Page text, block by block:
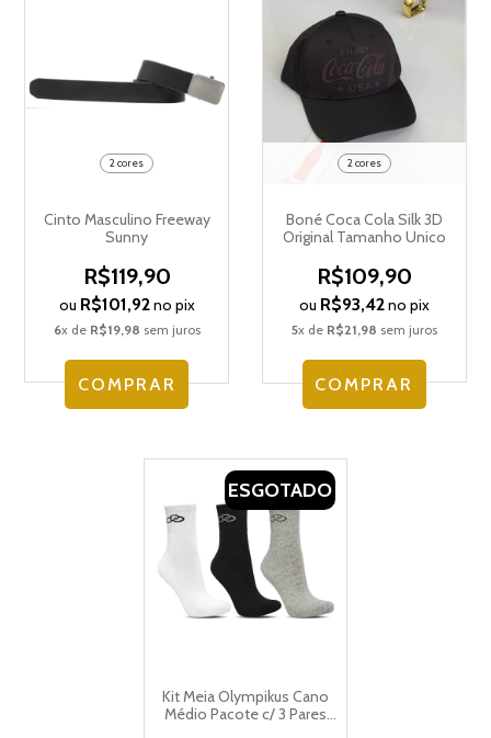
2 cores
Cinto Masculino Freeway
Sunny
R$119,90
ou R$101,92no pix
6x de R$19,98 sem juros
COMPRAR
2 cores
Boné Coca Cola Silk 3D
Original Tamanho Unico
R$109,90
ou R$93,42no pix
5x de R$21,98 sem juros
COMPRAR
ESGOTADO
Kit Meia Olympikus Cano
Médio Pacote c/ 3 Pares